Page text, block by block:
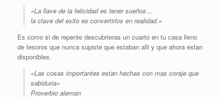
«La llave de la felicidad es tener sueños…
la clave del exito es convertirlos en realidad.»
Es como si de repente descubrieras un cuarto en tu casa lleno
de tesoros que nunca supiste que estaban alli y que ahora estan
disponibles.
«Las cosas importantes estan hechas con mas coraje que
sabiduria»
Proverbio aleman